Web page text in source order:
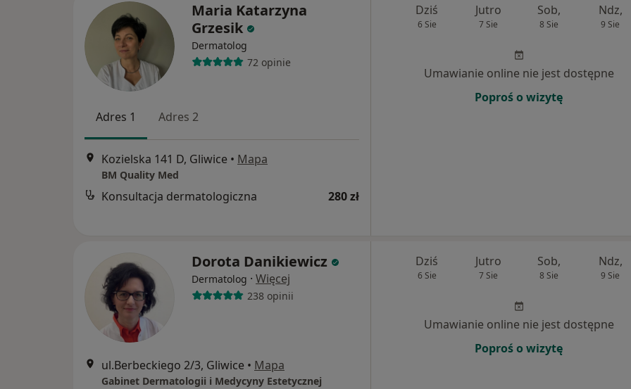
Maria Katarzyna
Grzesik
Dermatolog
72 opinie
Adres 1 Adres 2
Kozielska 141 D, Gliwice • Mapa
BM Quality Med
Konsultacja dermatologiczna 280 zł
Dziś
6 Sie
Jutro
7 Sie
Sob,
8 Sie
Ndz,
9 Sie
Umawianie online nie jest dostępne
Poproś o wizytę
Dorota Danikiewicz
Dermatolog · Więcej
238 opinii
ul.Berbeckiego 2/3, Gliwice • Mapa
Gabinet Dermatologii i Medycyny Estetycznej
Dziś
6 Sie
Jutro
7 Sie
Sob,
8 Sie
Ndz,
9 Sie
Umawianie online nie jest dostępne
Poproś o wizytę